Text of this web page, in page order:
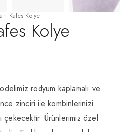
Kafes Kolye
Kolye
rodyum kaplamalı ve
zinciri ile kombinlerinizi
çekecektir. Ürünlerimiz özel